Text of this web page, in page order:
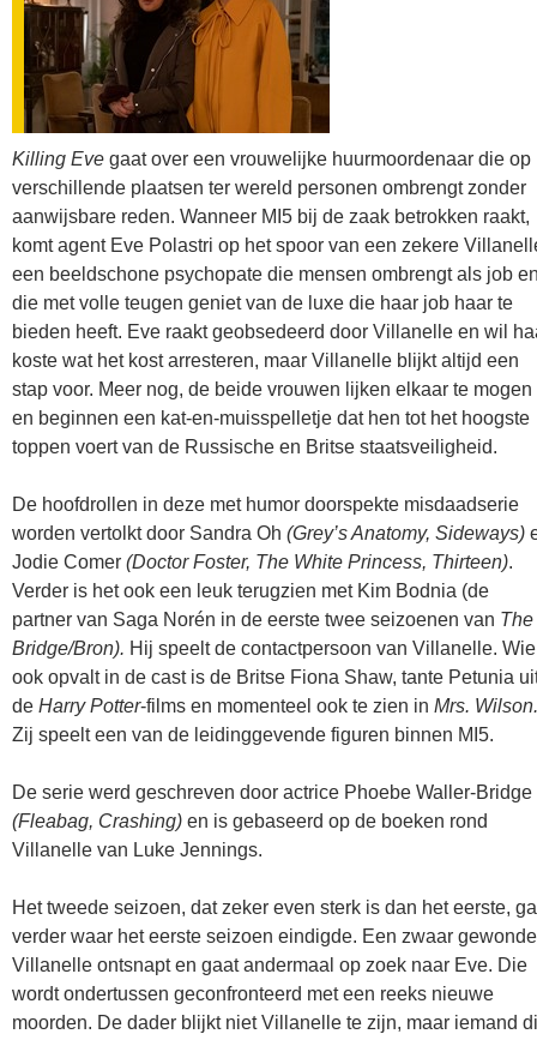
Killing Eve gaat over een vrouwelijke huurmoordenaar die op
verschillende plaatsen ter wereld personen ombrengt zonder
aanwijsbare reden. Wanneer MI5 bij de zaak betrokken raakt,
komt agent Eve Polastri op het spoor van een zekere
een beeldschone psychopate die mensen ombrengt als job
die met volle teugen geniet van de luxe die haar job haar te
bieden heeft. Eve raakt geobsedeerd door Villanelle en wil
koste wat het kost arresteren, maar Villanelle blijkt altijd een
stap voor. Meer nog, de beide vrouwen lijken elkaar te mogen
en beginnen een kat-en-muisspelletje dat hen tot het hoogste
toppen voert van de Russische en Britse staatsveiligheid.
De hoofdrollen in deze met humor doorspekte misdaadserie
worden vertolkt door Sandra Oh (Grey’s Anatomy, Sideways)
Jodie Comer (Doctor Foster, The White Princess, Thirteen).
Verder is het ook een leuk terugzien met Kim Bodnia (de
partner van Saga Norén in de eerste twee seizoenen van The
Bridge/Bron). Hij speelt de contactpersoon van Villanelle. Wie
ook opvalt in de cast is de Britse Fiona Shaw, tante Petunia
de Harry Potter-films en momenteel ook te zien in Mrs. Wilson.
Zij speelt een van de leidinggevende figuren binnen MI5.
De serie werd geschreven door actrice Phoebe Waller-Bridge
(Fleabag, Crashing) en is gebaseerd op de boeken rond
Villanelle van Luke Jennings.
Het tweede seizoen, dat zeker even sterk is dan het eerste,
verder waar het eerste seizoen eindigde. Een zwaar gewonde
Villanelle ontsnapt en gaat andermaal op zoek naar Eve. Die
wordt ondertussen geconfronteerd met een reeks nieuwe
moorden. De dader blijkt niet Villanelle te zijn, maar iemand